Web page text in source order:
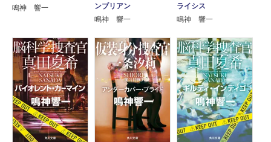
鳴神 響一
ンブリアン
鳴神 響一
ライシス
鳴神 響一